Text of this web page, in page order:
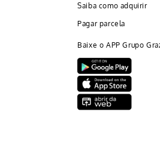
Saiba como adquirir
Pagar parcela
Baixe o APP Grupo